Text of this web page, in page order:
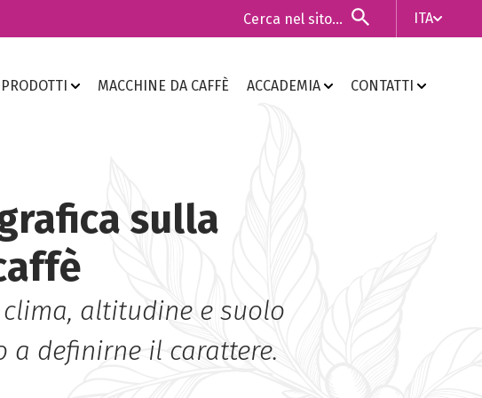
ITA
PRODOTTI MACCHINE DA CAFFÈ ACCADEMIA CONTATTI
sulla
altitudine e suolo
a definirne il carattere.